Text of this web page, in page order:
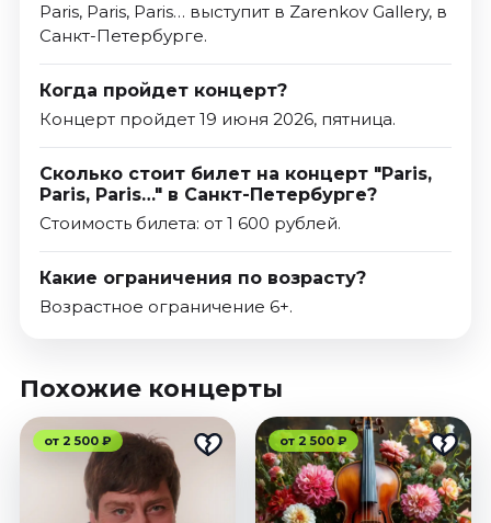
Paris, Paris, Paris… выступит в Zarenkov Gallery, в
Санкт-Петербурге.
Когда пройдет концерт?
Концерт пройдет 19 июня 2026, пятница.
Сколько стоит билет на концерт "Paris,
Paris, Paris…" в Санкт-Петербурге?
Стоимость билета: от 1 600 рублей.
Какие ограничения по возрасту?
Возрастное ограничение 6+.
Похожие концерты
от 2 500 ₽ от 2 500 ₽